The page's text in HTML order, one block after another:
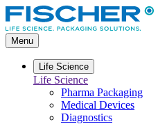
Aller
directement
au
contenu
Menu
Life Science
Life Science
Pharma Packaging
Medical Devices
Diagnostics